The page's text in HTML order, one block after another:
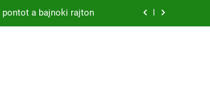
a bajnoki rajton
lépett pályára Érden
Magyar Kupában